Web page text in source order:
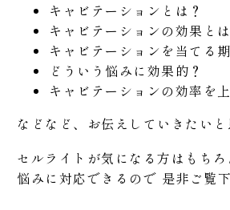
キャビテーションとは？
キャビテーションの効果とは
キャビテーションを当てる
どういう悩みに効果的？
キャビテーションの効率を
などなど、お伝えしていきたいと
セルライトが気になる方はもち
悩みに対応できるので 是非ご覧